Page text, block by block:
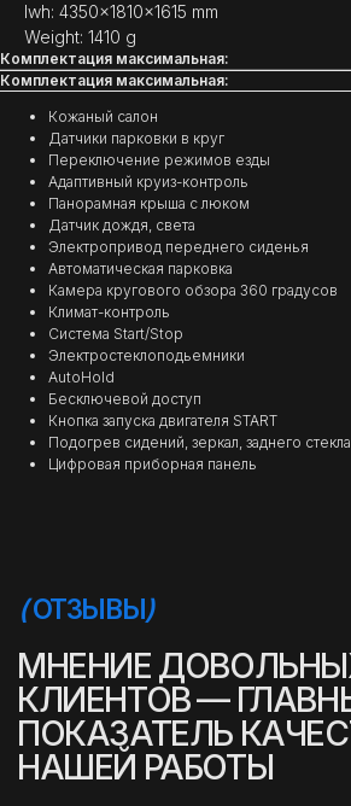
lwh: 4350x1810x1615 mm
Weight: 1410 g
Комплектация максимальная:
Комплектация максимальная:
Кожаный салон
Датчики парковки в круг
Переключение режимов езды
Адаптивный круиз-контроль
Панорамная крыша с люком
Датчик дождя, света
Электропривод переднего сиденья
Автоматическая парковка
Камера кругового обзора 360 градусов
Климат-контроль
Система Start/Stop
Электростеклоподьемники
AutoHold
Бесключевой доступ
Кнопка запуска двигателя START
Подогрев сидений, зеркал, заднего стекла
Цифровая приборная панель
МНЕНИЕ ДОВОЛЬНЫХ
КЛИЕНТОВ — ГЛАВНЫЙ
ПОКАЗАТЕЛЬ КАЧЕСТВА
НАШЕЙ РАБОТЫ
ОТЗЫВЫ)